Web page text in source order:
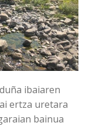
ibaiaren
ertza uretara
bainua